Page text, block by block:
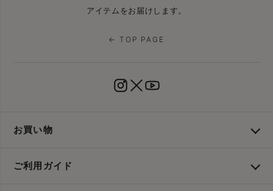
アイテムをお届けします。
← TOP PAGE
お買い物
ご利用ガイド